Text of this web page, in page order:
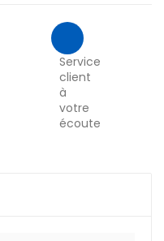
Service
client
à
votre
écoute